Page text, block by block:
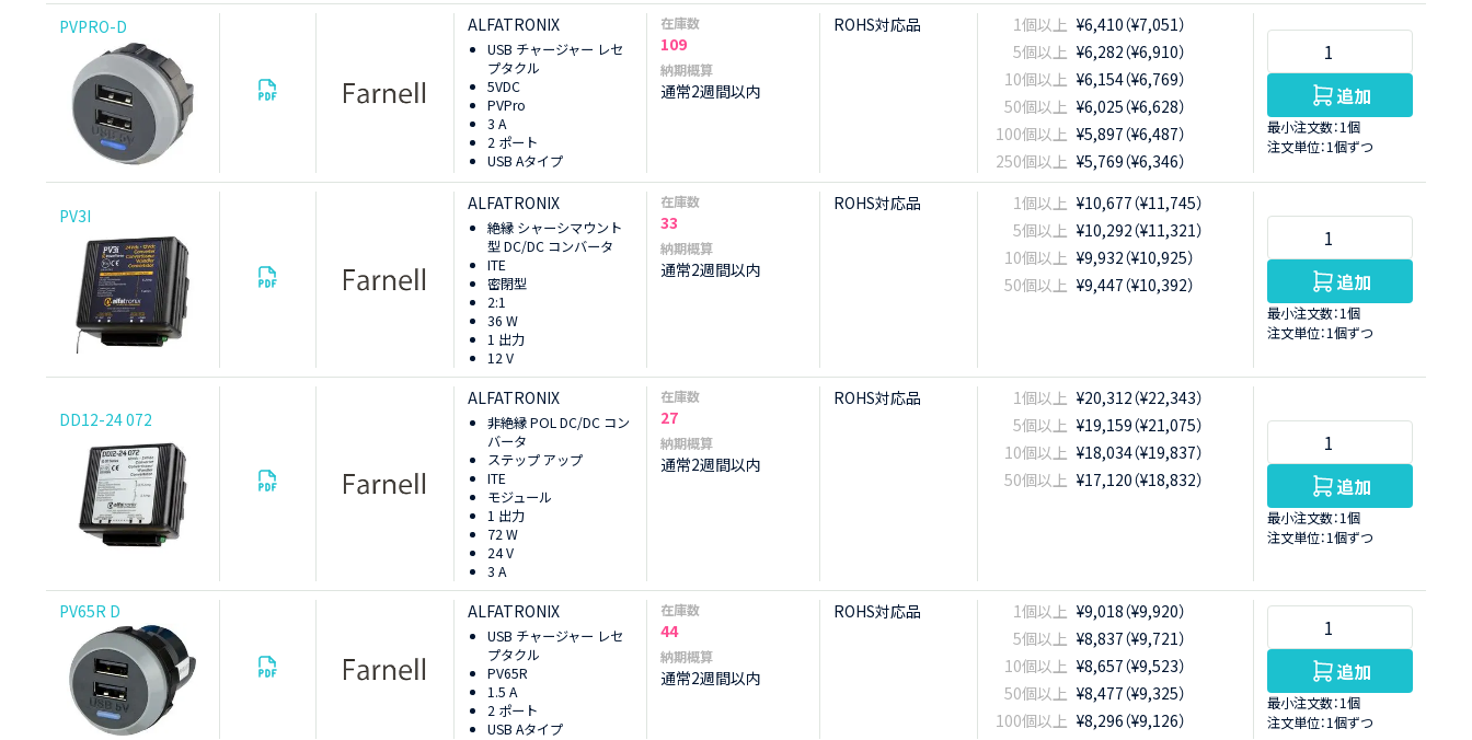
PVPRO-D ALFATRONIX
USB チャージャー レセ
プタクル
5VDC
PVPro
3 A
2 ポート
USB Aタイプ
在庫数
109
納期概算
通常2週間以内
ROHS対応品 1個以上 ¥6,410（¥7,051）
5個以上 ¥6,282（¥6,910）
10個以上 ¥6,154（¥6,769）
50個以上 ¥6,025（¥6,628）
100個以上 ¥5,897（¥6,487）
250個以上 ¥5,769（¥6,346）
追加
最小注文数：1個
注文単位：1個ずつ
PV3I
ALFATRONIX
絶縁 シャーシマウント
型 DC/DC コンバータ
ITE
密閉型
2:1
36 W
1 出力
12 V
在庫数
33
納期概算
通常2週間以内
ROHS対応品 1個以上 ¥10,677（¥11,745）
5個以上 ¥10,292（¥11,321）
10個以上 ¥9,932（¥10,925）
50個以上 ¥9,447（¥10,392） 追加
最小注文数：1個
注文単位：1個ずつ
DD12-24 072
ALFATRONIX
非絶縁 POL DC/DC コン
バータ
ステップ アップ
ITE
モジュール
1 出力
72 W
24 V
3 A
在庫数
27
納期概算
通常2週間以内
ROHS対応品 1個以上 ¥20,312（¥22,343）
5個以上 ¥19,159（¥21,075）
10個以上 ¥18,034（¥19,837）
50個以上 ¥17,120（¥18,832） 追加
最小注文数：1個
注文単位：1個ずつ
PV65R D ALFATRONIX
USB チャージャー レセ
プタクル
PV65R
1.5 A
2 ポート
USB Aタイプ
在庫数
44
納期概算
通常2週間以内
ROHS対応品 1個以上 ¥9,018（¥9,920）
5個以上 ¥8,837（¥9,721）
10個以上 ¥8,657（¥9,523）
50個以上 ¥8,477（¥9,325）
100個以上 ¥8,296（¥9,126）
追加
最小注文数：1個
注文単位：1個ずつ